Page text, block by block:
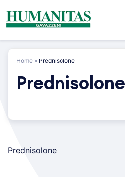
content
Home » Prednisolone
Prednisolone
Prednisolone